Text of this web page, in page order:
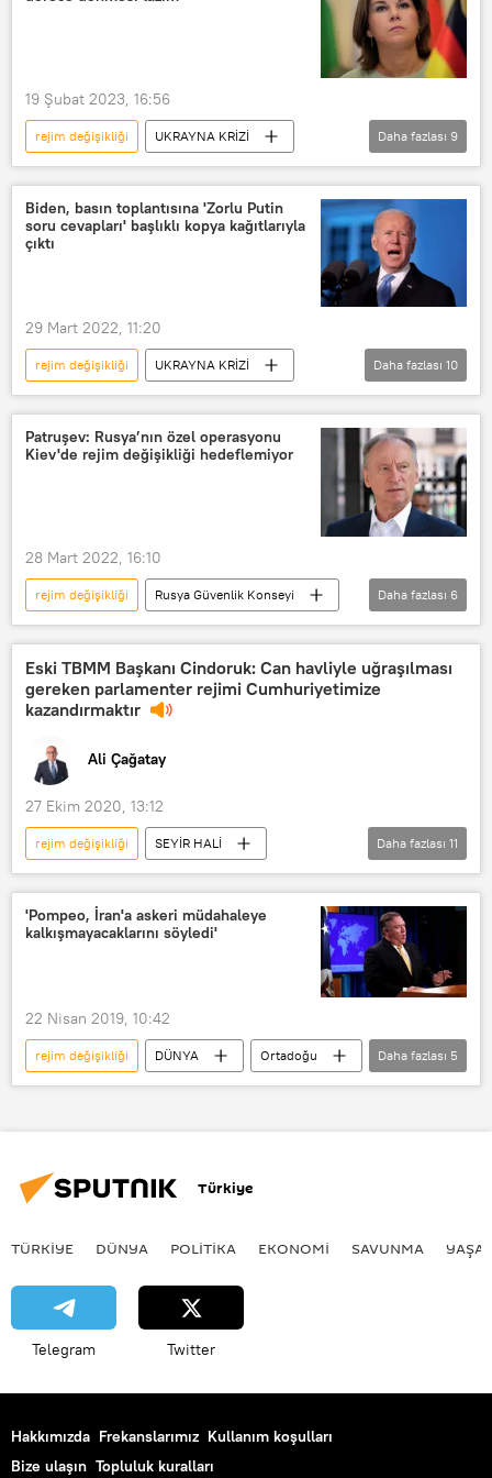
Terörist
Terör
19 Şubat 2023, 16:56
rejim değişikliği
UKRAYNA KRİZİ
Annalena Baerbock
Vladimir Putin
Dmitriy Medvedev
Emmanuel Macron
Victoria Nuland
Münih Güvenlik Konferansı
Daha fazlası 9
Biden, basın toplantısına 'Zorlu Putin
soru cevapları' başlıklı kopya kağıtlarıyla
çıktı
29 Mart 2022, 11:20
rejim değişikliği
UKRAYNA KRİZİ
Joe Biden
ABD
Rusya
Ukrayna
Vladimir Putin
Polonya
kopya
kağıt
Daha fazlası 10
Patruşev: Rusya’nın özel operasyonu
Kiev'de rejim değişikliği hedeflemiyor
28 Mart 2022, 16:10
rejim değişikliği
Rusya Güvenlik Konseyi
UKRAYNA KRİZİ
Nikolay Patruşev
Ukrayna
açıklama
Kiev
Rejim
Daha fazlası 6
Eski TBMM Başkanı Cindoruk: Can havliyle uğraşılması
gereken parlamenter rejimi Cumhuriyetimize
kazandırmaktır
Ali Çağatay
27 Ekim 2020, 13:12
rejim değişikliği
SEYİR HALİ
Programlar
RADYO
Rejim
başkanlık rejimi
Parlamento
TBMM
Fahrettin Koca
Daha fazlası 11
'Pompeo, İran'a askeri müdahaleye
kalkışmayacaklarını söyledi'
22 Nisan 2019, 10:42
rejim değişikliği DÜNYA
Ortadoğu
Haberler
İran
ABD
Daha fazlası 5
Türkiye
TÜRKIYE DÜNYA POLİTİKA EKONOMİ SAVUNMA
Telegram Twitter
Hakkımızda Frekanslarımız Kullanım koşulları
Bize ulaşın Topluluk kuralları